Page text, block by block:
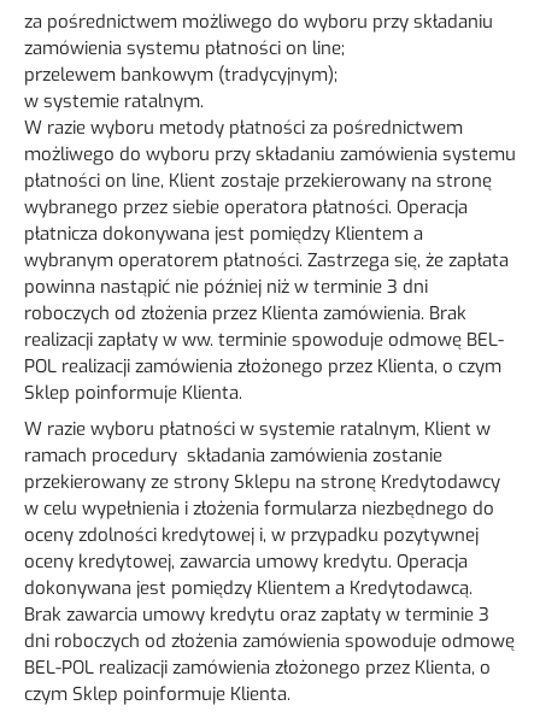
za pośrednictwem możliwego do wyboru przy składaniu
zamówienia systemu płatności on line;
przelewem bankowym (tradycyjnym);
w systemie ratalnym.
W razie wyboru metody płatności za pośrednictwem
możliwego do wyboru przy składaniu zamówienia systemu
płatności on line, Klient zostaje przekierowany na stronę
wybranego przez siebie operatora płatności. Operacja
płatnicza dokonywana jest pomiędzy Klientem a
wybranym operatorem płatności. Zastrzega się, że zapłata
powinna nastąpić nie później niż w terminie 3 dni
roboczych od złożenia przez Klienta zamówienia. Brak
realizacji zapłaty w ww. terminie spowoduje odmowę BEL-
POL realizacji zamówienia złożonego przez Klienta, o czym
Sklep poinformuje Klienta.
W razie wyboru płatności w systemie ratalnym, Klient w
ramach procedury składania zamówienia zostanie
przekierowany ze strony Sklepu na stronę Kredytodawcy
w celu wypełnienia i złożenia formularza niezbędnego do
oceny zdolności kredytowej i, w przypadku pozytywnej
oceny kredytowej, zawarcia umowy kredytu. Operacja
dokonywana jest pomiędzy Klientem a Kredytodawcą.
Brak zawarcia umowy kredytu oraz zapłaty w terminie 3
dni roboczych od złożenia zamówienia spowoduje odmowę
BEL-POL realizacji zamówienia złożonego przez Klienta, o
czym Sklep poinformuje Klienta.